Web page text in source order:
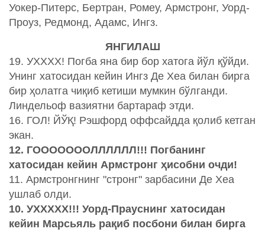
Уокер-Питерс, Бертран, Ромеу, Армстронг, Уорд-
Проуз, Редмонд, Адамс, Ингз.
ЯНГИЛАШ
19. УХХХХ! Погба яна бир бор хатога йўл қўйди.
Унинг хатосидан кейин Ингз Де Хеа билан бирга
бир ҳолатга чиқиб кетиши мумкин бўлганди.
Линдельоф вазиятни бартараф этди.
16. ГОЛ! ЙЎҚ! Рэшфорд оффсайдда қолиб кетган
экан.
12. ГОООООООЛЛЛЛЛЛ!!! Погбанинг
хатосидан кейин Армстронг ҳисобни очди!
11. Армстронгнинг "стронг" зарбасини Де Хеа
ушлаб олди.
10. УХХХХХ!!! Уорд-Прауснинг хатосидан
кейин Марсьяль рақиб посбони билан бирга